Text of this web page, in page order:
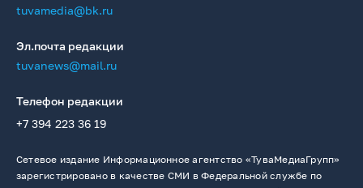
tuvamedia@bk.ru
Эл.почта редакции
tuvanews@mail.ru
Телефон редакции
+7 394 223 36 19
Сетевое издание Информационное агентство «ТуваМедиаГрупп»
зарегистрировано в качестве СМИ в Федеральной службе по